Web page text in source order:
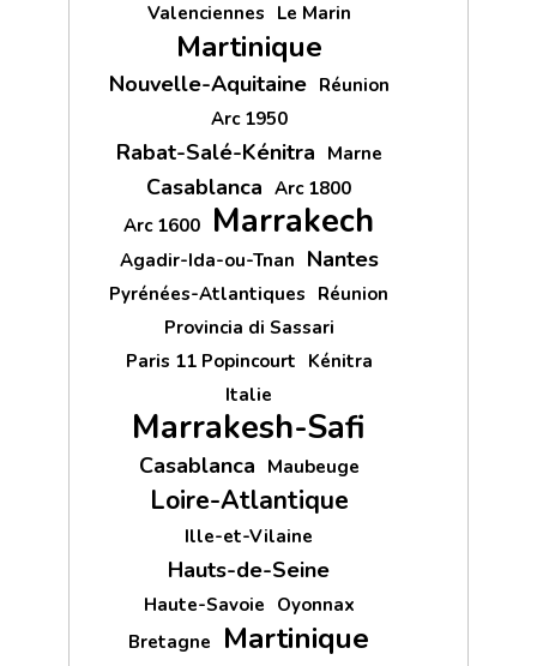
Valenciennes Le Marin
Martinique
Nouvelle-Aquitaine Réunion
Arc 1950
Rabat-Salé-Kénitra Marne
Casablanca Arc 1800
Arc 1600 Marrakech
Agadir-Ida-ou-Tnan Nantes
Pyrénées-Atlantiques Réunion
Provincia di Sassari
Paris 11 Popincourt Kénitra
Italie
Marrakesh-Safi
Casablanca Maubeuge
Loire-Atlantique
Ille-et-Vilaine
Hauts-de-Seine
Haute-Savoie Oyonnax
Bretagne
Martinique